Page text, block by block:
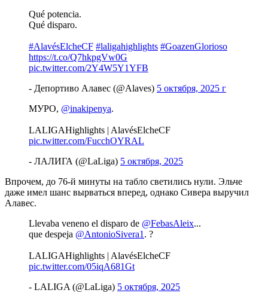
Qué potencia.
Qué disparo.
#AlavésElcheCF #laligahighlights #GoazenGlorioso
https://t.co/Q7hkpgVw0G
pic.twitter.com/2Y4W5Y1YFB
- Депортиво Алавес (@Alaves) 5 октября, 2025 г
МУРО, @inakipenya.
LALIGAHighlights | AlavésElcheCF
pic.twitter.com/FucchOYRAL
- ЛАЛИГА (@LaLiga) 5 октября, 2025
Впрочем, до 76-й минуты на табло светились нули. Эльче
даже имел шанс вырваться вперед, однако Сивера выручил
Алавес.
Llevaba veneno el disparo de @FebasAleix...
que despeja @AntonioSivera1. ?
LALIGAHighlights | AlavésElcheCF
pic.twitter.com/05iqA681Gt
- LALIGA (@LaLiga) 5 октября, 2025